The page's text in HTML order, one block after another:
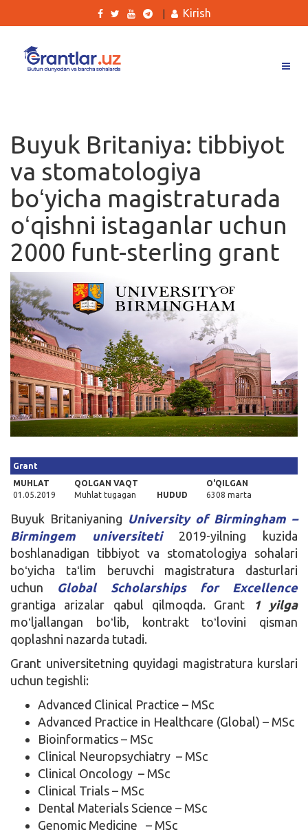
Ishlar
Kurslar
Blog
Yana
Qidirish
Kirish
Kirish
Buyuk Britaniya: tibbiyot
va stomatologiya
boʻyicha magistraturada
oʻqishni istaganlar uchun
2000 funt-sterling grant
Grant
MUHLAT
01.05.2019
QOLGAN VAQT
Muhlat tugagan
HUDUD
O'QILGAN
6308 marta
Buyuk Britaniyaning University of Birmingham –
Birmingem universiteti2019-yilning kuzida
boshlanadigan tibbiyot va stomatologiya sohalari
boʻyicha taʻlim beruvchi magistratura dasturlari
uchun Global Scholarships for Excellence
grantiga arizalar qabul qilmoqda. Grant
1 yilga
moʻljallangan boʻlib, kontrakt toʻlovini qisman
qoplashni nazarda tutadi.
Grant universitetning quyidagi magistratura kurslari
uchun tegishli:
Advanced Clinical Practice – MSc
Advanced Practice in Healthcare (Global) – MSc
Bioinformatics – MSc
Clinical Neuropsychiatry – MSc
Clinical Oncology – MSc
Clinical Trials – MSc
Dental Materials Science – MSc
Genomic Medicine – MSc